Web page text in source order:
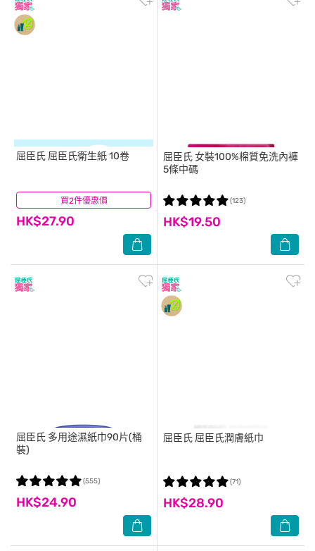
買2件優惠價
屈臣氏 屈臣氏衛生紙 10卷
HK$27.90
(82)
屈臣氏女裝100%棉質免洗內褲
5條中碼
HK$19.50
(123)
屈臣氏 多用途濕紙巾90片(桶
裝)
HK$24.90
(555)
屈臣氏 屈臣氏潤膚紙巾
HK$28.90
(71)